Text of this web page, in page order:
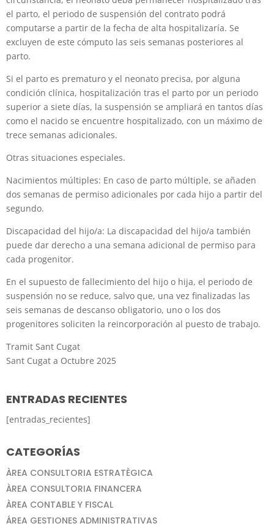
el parto, el periodo de suspensión del contrato podrá
computarse a partir de la fecha de alta hospitalizaría. Se
excluyen de este cómputo las seis semanas posteriores al
parto.
Si el parto es prematuro y el neonato precisa, por alguna
condición clínica, hospitalización tras el parto por un periodo
superior a siete días, la suspensión se ampliará en tantos días
como el nacido se encuentre hospitalizado, con un máximo de
trece semanas adicionales.
Otras situaciones especiales.
Nacimientos múltiples: En caso de parto múltiple, se añaden
dos semanas de permiso adicionales por cada hijo a partir del
segundo.
Discapacidad del hijo/a: La discapacidad del hijo/a también
puede dar derecho a una semana adicional de permiso para
cada progenitor.
En el supuesto de fallecimiento del hijo o hija, el periodo de
suspensión no se reduce, salvo que, una vez finalizadas las
seis semanas de descanso obligatorio, uno o los dos
progenitores soliciten la reincorporación al puesto de trabajo.
Tramit Sant Cugat
Sant Cugat a Octubre 2025
ENTRADAS RECIENTES
[entradas_recientes]
CATEGORÍAS
ÀREA CONSULTORIA ESTRATÈGICA
ÀREA CONSULTORIA FINANCERA
ÀREA CONTABLE Y FISCAL
ÁREA GESTIONES ADMINISTRATIVAS